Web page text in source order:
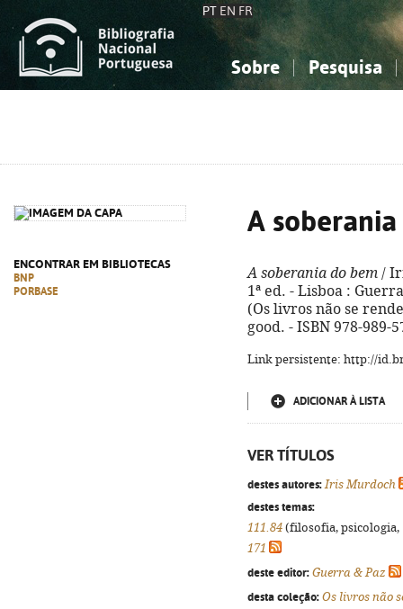
PT EN FR
Sobre Pesquisa
ENCONTRAR EM BIBLIOTECAS
BNP
PORBASE
A
A soberania do bem /
1ª ed. - Lisboa :
(Os livros não se
good. - ISBN 978-989-
Link persistente: http://
ADICIONAR À LISTA
VER TÍTULOS
destes autores: Iris Murdoch
destes temas:
111.84 (filosofia,
171
deste editor: Guerra & Paz
desta coleção: Os livros não